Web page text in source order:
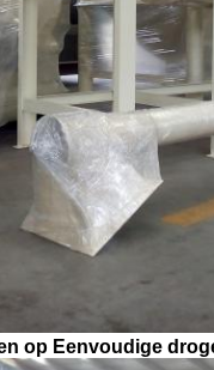
op Eenvoudige